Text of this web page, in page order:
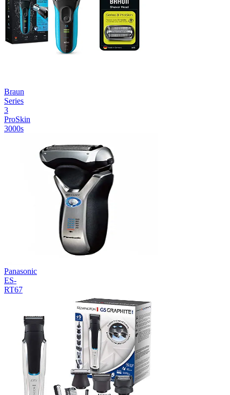
Braun
Series
3
ProSkin
3000s
Panasonic
ES-
RT67